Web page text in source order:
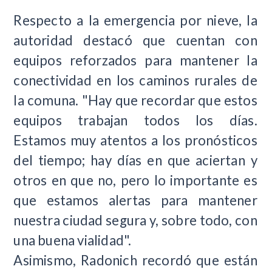
Respecto a la emergencia por nieve, la
autoridad destacó que cuentan con
equipos reforzados para mantener la
conectividad en los caminos rurales de
la comuna. "Hay que recordar que estos
equipos trabajan todos los días.
Estamos muy atentos a los pronósticos
del tiempo; hay días en que aciertan y
otros en que no, pero lo importante es
que estamos alertas para mantener
nuestra ciudad segura y, sobre todo, con
una buena vialidad".
Asimismo, Radonich recordó que están